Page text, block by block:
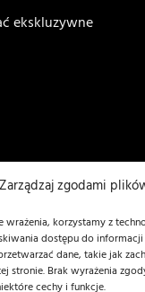
Zarządzaj zgodami
wrażenia, korzystamy z
dostępu do informacji
dane, takie jak
stronie. Brak wyrażenia
cechy i funkcje.
ekskluzywne